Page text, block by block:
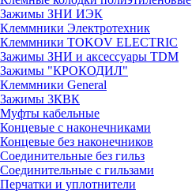
Зажимы ЗНИ ИЭК
Клеммники Электротехник
Клеммники TOKOV ELECTRIC
Зажимы ЗНИ и аксессуары TDM
Зажимы "КРОКОДИЛ"
Клеммники General
Зажимы 3КВК
Муфты кабельные
Концевые с наконечниками
Концевые без наконечников
Соединительные без гильз
Соединительные с гильзами
Перчатки и уплотнители